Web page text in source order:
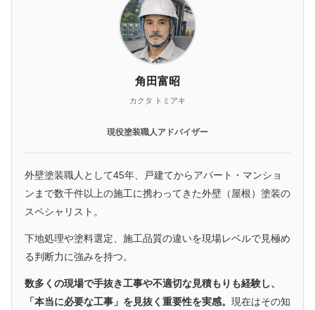
角田富昭
カクタ トミアキ
現役塗装職人アドバイザー
外壁塗装職人として45年、戸建てからアパート・マンショ
ンまで数千件以上の施工に携わってきた外壁（屋根）塗装の
スペシャリスト。
下地処理や塗料選定、施工品質の違いを現場レベルで見極め
る判断力に強みを持つ。
数多くの現場で手抜き工事や不適切な見積もりも経験し、
「本当に必要な工事」を見抜く重要性を実感。 現在はその知